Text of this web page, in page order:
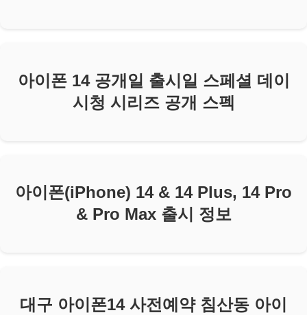
아이폰 14 공개일 출시일 스페셜 데이
시청 시리즈 공개 스펙
아이폰(iPhone) 14 & 14 Plus, 14 Pro
& Pro Max 출시 정보
대구 아이폰14 사전예약 침산동 아이